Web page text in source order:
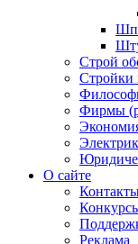
Строй
Фирмы
О сайте
Реклама